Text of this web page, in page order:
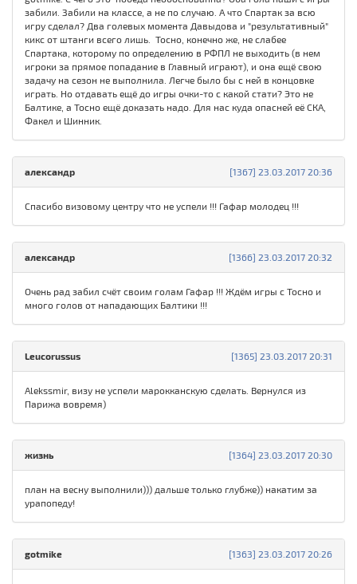
забили. Забили на классе, а не по случаю. А что Спартак за всю
игру сделал? Два голевых момента Давыдова и "результативный"
кикс от штанги всего лишь. Тосно, конечно же, не слабее
Спартака, которому по определению в РФПЛ не выходить (в нем
игроки за прямое попадание в Главный играют), и она ещё свою
задачу на сезон не выполнила. Легче было бы с ней в концовке
играть. Но отдавать ещё до игры очки-то с какой стати? Это не
Балтике, а Тосно ещё доказать надо. Для нас куда опасней её СКА,
Факел и Шинник.
[1367] 23.03.2017 20:36
александр
Спасибо визовому центру что не успели !!! Гафар молодец !!!
[1366] 23.03.2017 20:32
александр
Очень рад забил счёт своим голам Гафар !!! Ждём игры с Тосно и
много голов от нападающих Балтики !!!
[1365] 23.03.2017 20:31
Leucorussus
Alekssmir, визу не успели марокканскую сделать. Вернулся из
Парижа вовремя)
[1364] 23.03.2017 20:30
жизнь
план на весну выполнили))) дальше только глубже)) накатим за
урапопеду!
[1363] 23.03.2017 20:26
gotmike